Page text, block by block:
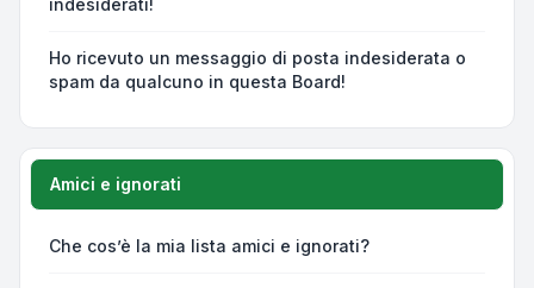
indesiderati!
Ho ricevuto un messaggio di posta indesiderata o
spam da qualcuno in questa Board!
Amici e ignorati
Che cos’è la mia lista amici e ignorati?